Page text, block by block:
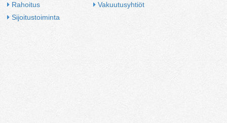
Rahoitus
Sijoitustoiminta
Vakuutusyhtiöt